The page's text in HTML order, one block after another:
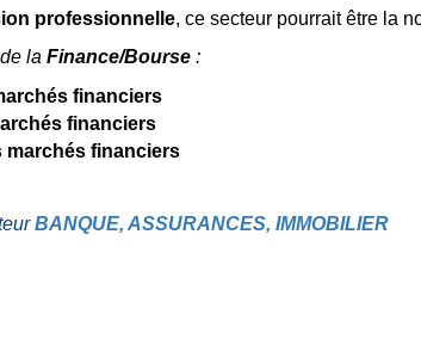
professionnelle, ce secteur pourrait être la
la Finance/Bourse :
financiers
financiers
marchés financiers
BANQUE, ASSURANCES, IMMOBILIER